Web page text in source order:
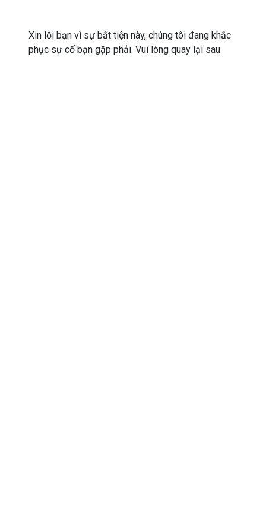
Xin lỗi bạn vì sự bất tiện này, chúng tôi đang khắc
phục sự cố bạn gặp phải. Vui lòng quay lại sau